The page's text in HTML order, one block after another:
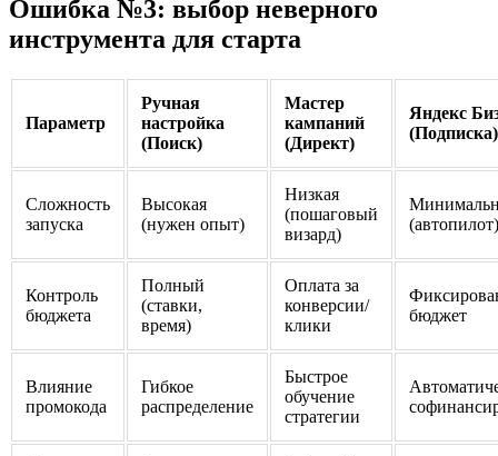
Ошибка №3: выбор неверного
инструмента для старта
Параметр
Ручная
настройка
(Поиск)
Мастер
кампаний
(Директ)
Яндекс
(Подписка)
Сложность
запуска
Высокая
(нужен опыт)
Низкая
(пошаговый
визард)
(автопилот)
Контроль
бюджета
Полный
(ставки,
время)
Оплата за
конверсии/
клики
бюджет
Влияние
промокода
Гибкое
распределение
Быстрое
обучение
стратегии